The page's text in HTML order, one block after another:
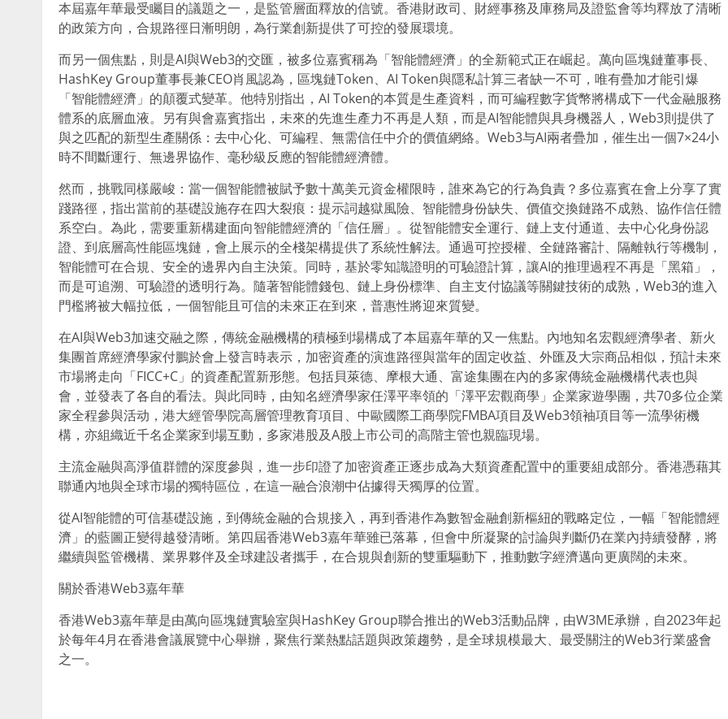
本屆嘉年華最受矚目的議題之一，是監管層面釋放的信號。香港財政司、財經事務及庫務局及證監會等均釋放了清晰
的政策方向，合規路徑日漸明朗，為行業創新提供了可控的發展環境。
而另一個焦點，則是AI與Web3的交匯，被多位嘉賓稱為「智能體經濟」的全新範式正在崛起。萬向區塊鏈董事長、
HashKey Group董事長兼CEO肖風認為，區塊鏈Token、AI Token與隱私計算三者缺一不可，唯有疊加才能引爆
「智能體經濟」的顛覆式變革。他特別指出，AI Token的本質是生產資料，而可編程數字貨幣將構成下一代金融服務
體系的底層血液。另有與會嘉賓指出，未來的先進生產力不再是人類，而是AI智能體與具身機器人，Web3則提供了
與之匹配的新型生產關係：去中心化、可編程、無需信任中介的價值網絡。Web3与AI兩者疊加，催生出一個7×24小
時不間斷運行、無邊界協作、毫秒級反應的智能體經濟體。
然而，挑戰同樣嚴峻：當一個智能體被賦予數十萬美元資金權限時，誰來為它的行為負責？多位嘉賓在會上分享了實
踐路徑，指出當前的基礎設施存在四大裂痕：提示詞越獄風險、智能體身份缺失、價值交換鏈路不成熟、協作信任體
系空白。為此，需要重新構建面向智能體經濟的「信任層」。從智能體安全運行、鏈上支付通道、去中心化身份認
證、到底層高性能區塊鏈，會上展示的全棧架構提供了系統性解法。通過可控授權、全鏈路審計、隔離執行等機制，
智能體可在合規、安全的邊界內自主決策。同時，基於零知識證明的可驗證計算，讓AI的推理過程不再是「黑箱」，
而是可追溯、可驗證的透明行為。隨著智能體錢包、鏈上身份標準、自主支付協議等關鍵技術的成熟，Web3的進入
門檻將被大幅拉低，一個智能且可信的未來正在到來，普惠性將迎來質變。
在AI與Web3加速交融之際，傳統金融機構的積極到場構成了本屆嘉年華的又一焦點。內地知名宏觀經濟學者、新火
集團首席經濟學家付鵬於會上發言時表示，加密資產的演進路徑與當年的固定收益、外匯及大宗商品相似，預計未來
市場將走向「FICC+C」的資產配置新形態。包括貝萊德、摩根大通、富途集團在內的多家傳統金融機構代表也與
會，並發表了各自的看法。與此同時，由知名經濟學家任澤平率領的「澤平宏觀商學」企業家遊學團，共70多位企業
家全程參與活动，港大經管學院高層管理教育項目、中歐國際工商學院FMBA項目及Web3領袖項目等一流學術機
構，亦組織近千名企業家到場互動，多家港股及A股上市公司的高階主管也親臨現場。
主流金融與高淨值群體的深度參與，進一步印證了加密資產正逐步成為大類資產配置中的重要組成部分。香港憑藉其
聯通內地與全球市場的獨特區位，在這一融合浪潮中佔據得天獨厚的位置。
從AI智能體的可信基礎設施，到傳統金融的合規接入，再到香港作為數智金融創新樞紐的戰略定位，一幅「智能體經
濟」的藍圖正變得越發清晰。第四屆香港Web3嘉年華雖已落幕，但會中所凝聚的討論與判斷仍在業內持續發酵，將
繼續與監管機構、業界夥伴及全球建設者攜手，在合規與創新的雙重驅動下，推動數字經濟邁向更廣闊的未來。
關於香港Web3嘉年華
香港Web3嘉年華是由萬向區塊鏈實驗室與HashKey Group聯合推出的Web3活動品牌，由W3ME承辦，自2023年起
於每年4月在香港會議展覽中心舉辦，聚焦行業熱點話題與政策趨勢，是全球規模最大、最受關注的Web3行業盛會
之一。